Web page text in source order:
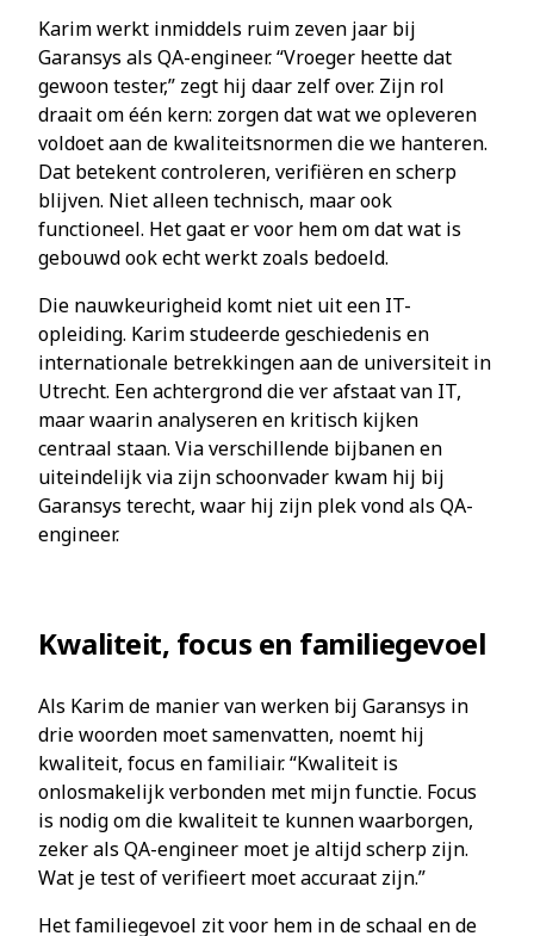
Karim werkt inmiddels ruim zeven jaar bij
Garansys als QA-engineer. “Vroeger heette dat
gewoon tester,” zegt hij daar zelf over. Zijn rol
draait om één kern: zorgen dat wat we opleveren
voldoet aan de kwaliteitsnormen die we hanteren.
Dat betekent controleren, verifiëren en scherp
blijven. Niet alleen technisch, maar ook
functioneel. Het gaat er voor hem om dat wat is
gebouwd ook echt werkt zoals bedoeld.
Die nauwkeurigheid komt niet uit een IT-
opleiding. Karim studeerde geschiedenis en
internationale betrekkingen aan de universiteit in
Utrecht. Een achtergrond die ver afstaat van IT,
maar waarin analyseren en kritisch kijken
centraal staan. Via verschillende bijbanen en
uiteindelijk via zijn schoonvader kwam hij bij
Garansys terecht, waar hij zijn plek vond als QA-
engineer.
Kwaliteit, focus en familiegevoel
Als Karim de manier van werken bij Garansys in
drie woorden moet samenvatten, noemt hij
kwaliteit, focus en familiair. “Kwaliteit is
onlosmakelijk verbonden met mijn functie. Focus
is nodig om die kwaliteit te kunnen waarborgen,
zeker als QA-engineer moet je altijd scherp zijn.
Wat je test of verifieert moet accuraat zijn.”
Het familiegevoel zit voor hem in de schaal en de